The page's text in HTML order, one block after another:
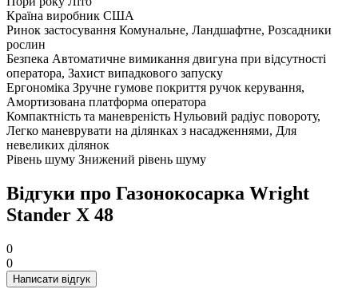
Країна виробник США
Ринок застосування Комунальне, Ландшафтне, Розсадники
рослин
Безпека Автоматичне вимикання двигуна при відсутності
оператора, Захист випадкового запуску
Ергономіка Зручне гумове покриття ручок керування,
Амортизована платформа оператора
Компактність та маневреність Нульовий радіус повороту,
Легко маневрувати на ділянках з насадженнями, Для
невеликих ділянок
Рівень шуму Знижений рівень шуму
Відгуки про Газонокосарка Wright
Stander X 48
0
0
Написати відгук